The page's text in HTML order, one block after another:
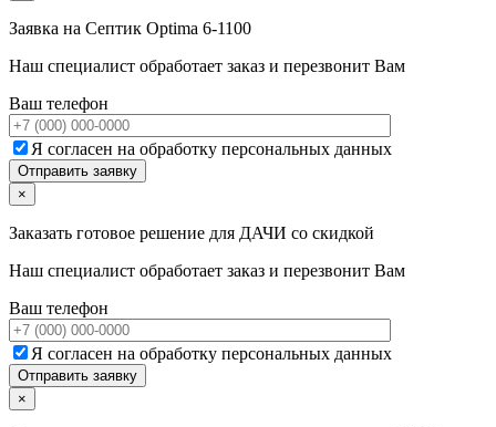
Заявка на Септик Optima 6-1100
Наш специалист обработает заказ и перезвонит Вам
Ваш телефон
Я согласен на обработку персональных данных
×
Заказать готовое решение для ДАЧИ со скидкой
Наш специалист обработает заказ и перезвонит Вам
Ваш телефон
Я согласен на обработку персональных данных
×